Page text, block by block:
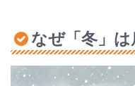
なぜ「冬」